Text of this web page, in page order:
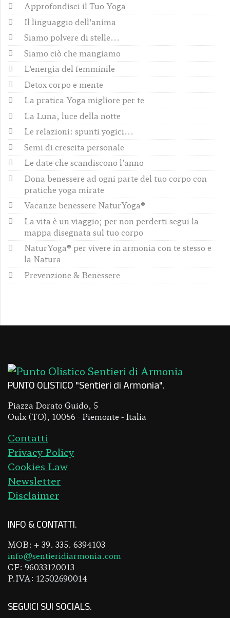
Approfondisci il Tuo Yoga
Il linguaggio dell'anima
Siamo polvere di stelle...
Siamo ciò che mangiamo
L'energia del femminile
Detox corpo e mente
La pratica Yoga migliore per te
La Luna, luce della notte
Le relazioni: spunti yogici...
Semi di crescita personale
Le date che scandiscono l’anno
Dona benessere ad ogni parte del tuo corpo con
pratiche yoga mirate
Vacanze benessere NaturYoga®
La vita è un viaggio; per non perderti segui la
mappa disegnata sul tuo corpo
NaturYoga® per vivere in armonia con te stesso e
la Natura
Prevenzione & Benessere
PUNTO OLISTICO "Sentieri di Armonia"
Piazza Dorato Guido, 5
Oulx (TO), 10056 - Piemonte - Italia
Contatti
Privacy Policy
Cookies Law
Newsletter
Disclaimer
INFO & CONTATTI
MOB: + 39. 335. 6394103
info@sentieridiarmonia.com
CF: 96033120013
P.IVA: 12502690014
SEGUICI SUI SOCIALS